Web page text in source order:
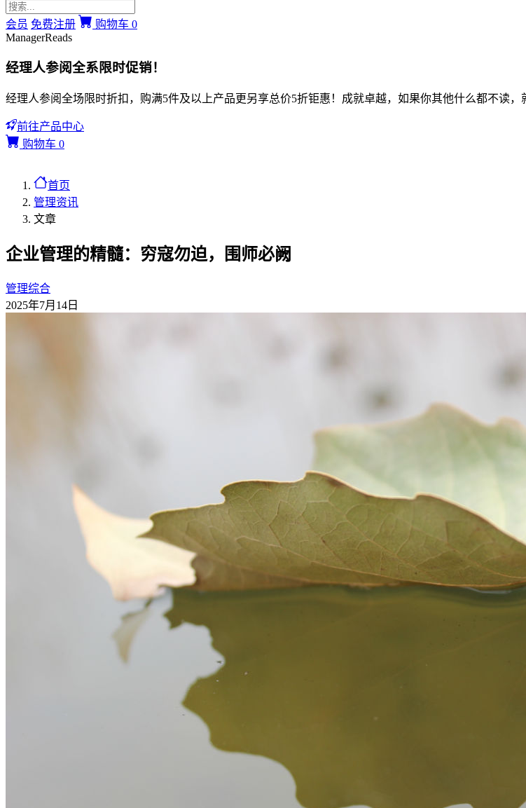
会员 免费注册 购物车 0
ManagerReads
经理人参阅全系限时促销！
经理人参阅全场限时折扣，购满5件及以上产品更另享总价5折钜惠！成就卓越，如果你其他什么都不读，
前往产品中心
购物车 0
首页
管理资讯
文章
企业管理的精髓：穷寇勿迫，围师必阙
管理综合
2025年7月14日